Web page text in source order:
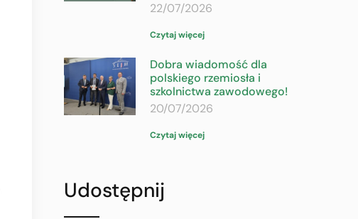
22/07/2026
Czytaj więcej
Dobra wiadomość dla
polskiego rzemiosła i
szkolnictwa zawodowego!
20/07/2026
Czytaj więcej
Udostępnij